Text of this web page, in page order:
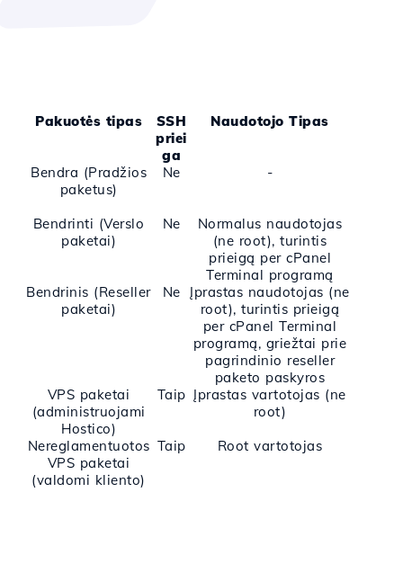
Pakuotės tipas
SSH
priei
ga
Naudotojo Tipas
Bendra (Pradžios
paketus)
Ne -
Bendrinti (Verslo
paketai)
Ne
Normalus naudotojas
(ne root), turintis
prieigą per cPanel
Terminal programą
Bendrinis (Reseller
paketai)
Ne
Įprastas naudotojas (ne
root), turintis prieigą
per cPanel Terminal
programą, griežtai prie
pagrindinio reseller
paketo paskyros
VPS paketai
(administruojami
Hostico)
Taip Įprastas vartotojas (ne
root)
Nereglamentuotos
VPS paketai
(valdomi kliento)
Taip Root vartotojas